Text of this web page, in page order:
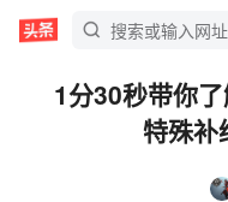
1分30秒带你
特殊补